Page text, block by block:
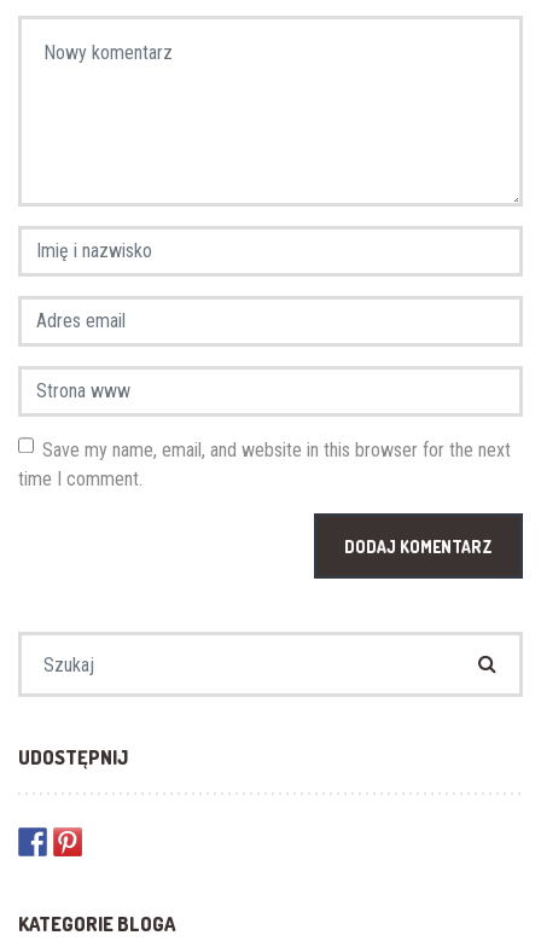
Imię i nazwisko *
Adres email
Strona www
Save my name, email, and website in this browser for the next
time I comment.
UDOSTĘPNIJ
KATEGORIE BLOGA